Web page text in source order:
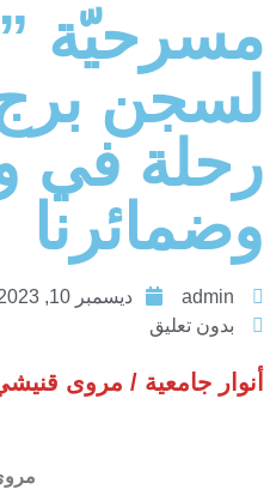
مسرحيّة
لسجن
رحلة في
وضمائرنا
admin ديسمبر 10, 2023
بدون تعليق
أنوار جامعية / مروى